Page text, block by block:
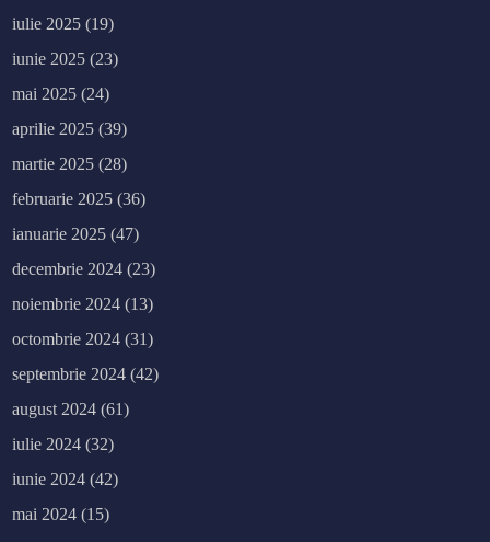
iulie 2025 (19)
iunie 2025 (23)
mai 2025 (24)
aprilie 2025 (39)
martie 2025 (28)
februarie 2025 (36)
ianuarie 2025 (47)
decembrie 2024 (23)
noiembrie 2024 (13)
octombrie 2024 (31)
septembrie 2024 (42)
august 2024 (61)
iulie 2024 (32)
iunie 2024 (42)
mai 2024 (15)